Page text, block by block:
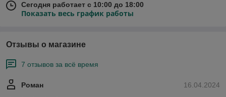
Сегодня работает с 10:00 до 18:00
Показать весь график работы
Отзывы о магазине
7 отзывов за всё время
16.04.2024
Роман